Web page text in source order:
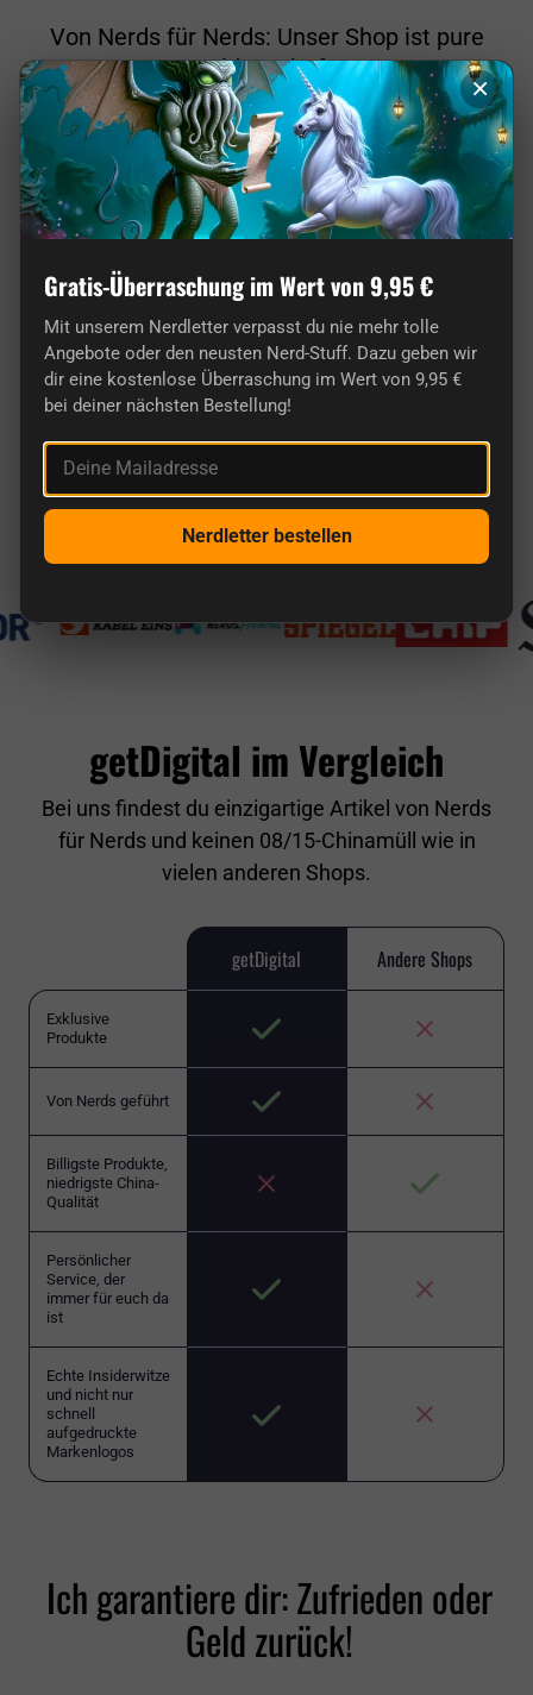
Von Nerds für Nerds: Unser Shop ist pure
Leidenschaft!
für Nerds.
Bekannt aus
getDigital im Vergleich
Bei uns findest du einzigartige Artikel von Nerds
für Nerds und keinen 08/15-Chinamüll wie in
vielen anderen Shops.
getDigital Andere Shops
Exklusive
Produkte
Von Nerds geführt
Billigste Produkte,
niedrigste China-
Qualität
Persönlicher
Service, der
immer für euch da
ist
Echte Insiderwitze
und nicht nur
schnell
aufgedruckte
Markenlogos
Ich garantiere dir: Zufrieden oder
Geld zurück!
×
Gratis-Überraschung im Wert von 9,95 €
Mit unserem Nerdletter verpasst du nie mehr tolle
Angebote oder den neusten Nerd-Stuff. Dazu geben wir
dir eine kostenlose Überraschung im Wert von 9,95 €
bei deiner nächsten Bestellung!
Deine Mailadresse
Nerdletter bestellen